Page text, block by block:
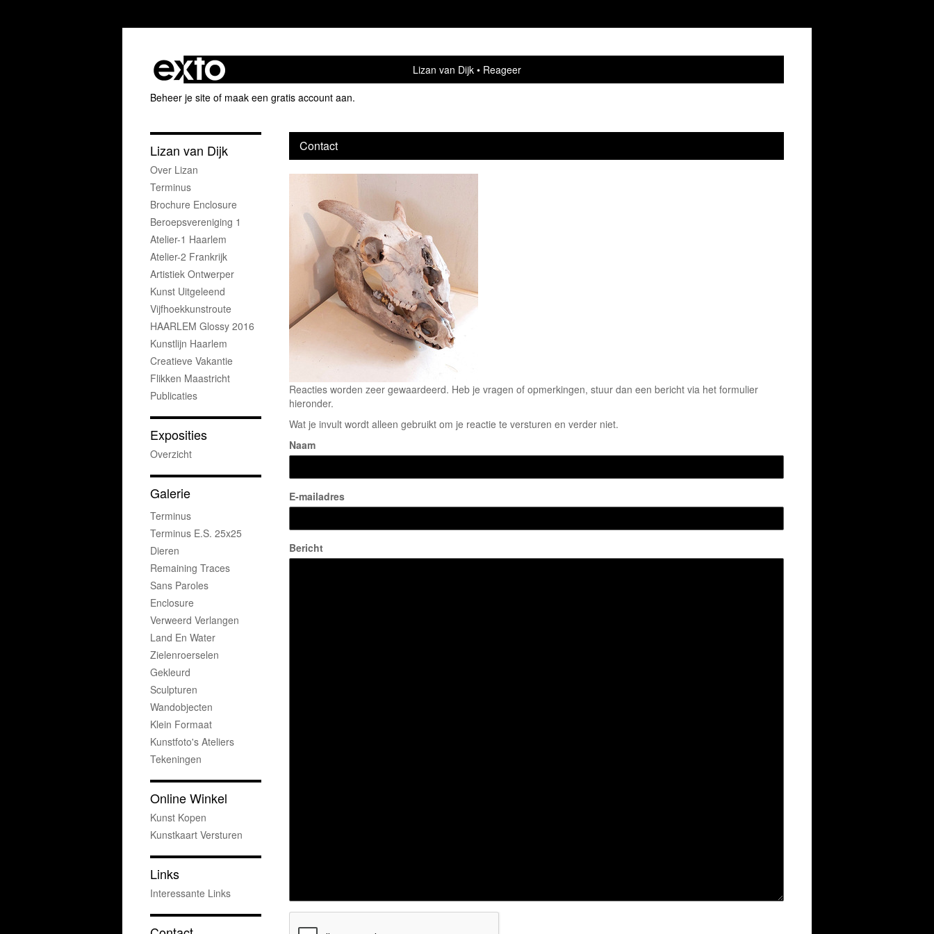
Lizan van Dijk
Reageer
Beheer je site of maak een gratis account aan.
Contact
Reacties worden zeer gewaardeerd. Heb je vragen of opmerkingen, stuur dan een bericht via het formulier
hieronder.
Wat je invult wordt alleen gebruikt om je reactie te versturen en verder niet.
Naam
E-mailadres
Bericht
Lizan van Dijk
Over Lizan
Terminus
Brochure Enclosure
Beroepsvereniging 1
Atelier-1 Haarlem
Atelier-2 Frankrijk
Artistiek Ontwerper
Kunst Uitgeleend
Vijfhoekkunstroute
HAARLEM Glossy 2016
Kunstlijn Haarlem
Creatieve Vakantie
Flikken Maastricht
Publicaties
Exposities
Overzicht
Galerie
Terminus
Terminus E.s. 25x25
Dieren
Remaining Traces
Sans Paroles
Enclosure
Verweerd Verlangen
Land En Water
Zielenroerselen
Gekleurd
Sculpturen
Wandobjecten
Klein Formaat
Kunstfoto's Ateliers
Tekeningen
Online Winkel
Kunst Kopen
Kunstkaart Versturen
Links
Interessante Links